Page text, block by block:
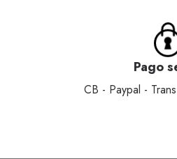
Pago
CB - Paypal -